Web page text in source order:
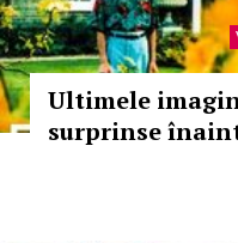
Ultimele
surprinse